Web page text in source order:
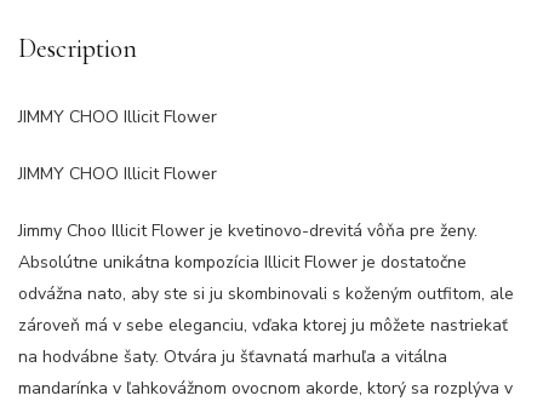
Description
JIMMY CHOO Illicit Flower
JIMMY CHOO Illicit Flower
Jimmy Choo Illicit Flower je kvetinovo-drevitá vôňa pre ženy.
Absolútne unikátna kompozícia Illicit Flower je dostatočne
odvážna nato, aby ste si ju skombinovali s koženým outfitom, ale
zároveň má v sebe eleganciu, vďaka ktorej ju môžete nastriekať
na hodvábne šaty. Otvára ju šťavnatá marhuľa a vitálna
mandarínka v ľahkovážnom ovocnom akorde, ktorý sa rozplýva v